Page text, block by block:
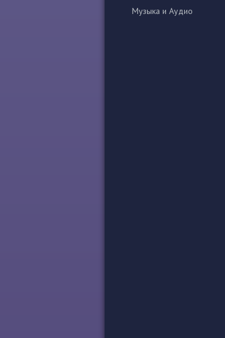
Музыка и Аудио